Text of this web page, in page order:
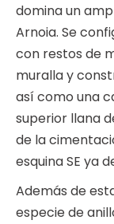
domina un
Arnoia. Se
con restos de
muralla y
así como una
superior llana
de la
esquina SE ya
Además de
especie de